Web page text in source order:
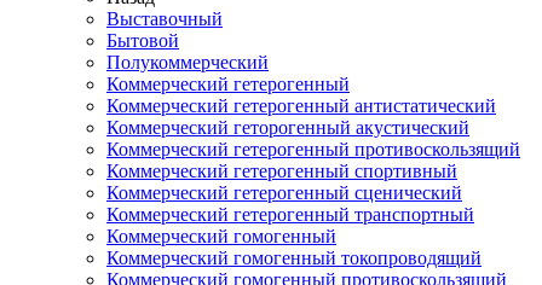
Выставочный
Бытовой
Полукоммерческий
Коммерческий гетерогенный
Коммерческий гетерогенный антистатический
Коммерческий геторогенный акустический
Коммерческий гетерогенный противоскользящий
Коммерческий гетерогенный спортивный
Коммерческий гетерогенный сценический
Коммерческий гетерогенный транспортный
Коммерческий гомогенный
Коммерческий гомогенный токопроводящий
Коммерческий гомогенный противоскользящий